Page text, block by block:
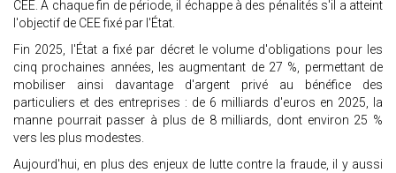
CEE. A chaque fin de période, il échappe à des pénalités s'il a atteint
l'objectif de CEE fixé par l'État.
Fin 2025, l'État a fixé par décret le volume d'obligations pour les
cinq prochaines années, les augmentant de 27 %, permettant de
mobiliser ainsi davantage d'argent privé au bénéfice des
particuliers et des entreprises : de 6 milliards d'euros en 2025, la
manne pourrait passer à plus de 8 milliards, dont environ 25 %
vers les plus modestes.
Aujourd'hui, en plus des enjeux de lutte contre la fraude, il y aussi